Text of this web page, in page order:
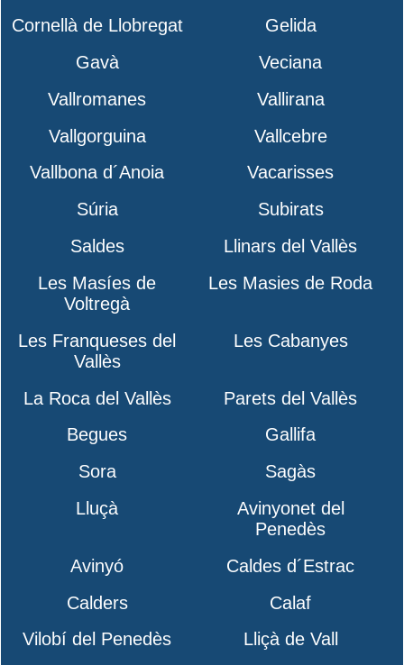
Cornellà de Llobregat
Gelida
Gavà
Veciana
Vallromanes
Vallirana
Vallgorguina
Vallcebre
Vallbona d´Anoia
Vacarisses
Súria
Subirats
Saldes
Llinars del Vallès
Les Masíes de
Voltregà
Les Masies de Roda
Les Franqueses del
Vallès
Les Cabanyes
La Roca del Vallès
Parets del Vallès
Begues
Gallifa
Sora
Sagàs
Lluçà
Avinyonet del
Penedès
Avinyó
Caldes d´Estrac
Calders
Calaf
Vilobí del Penedès
Lliçà de Vall